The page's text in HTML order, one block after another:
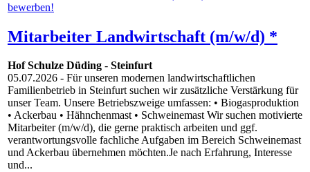
Mitarbeiter Landwirtschaft (m/w/d) *
Hof Schulze Düding - Steinfurt
05.07.2026 - Für unseren modernen landwirtschaftlichen
Familienbetrieb in Steinfurt suchen wir zusätzliche Verstärkung für
unser Team. Unsere Betriebszweige umfassen: • Biogasproduktion
• Ackerbau • Hähnchenmast • Schweinemast Wir suchen motivierte
Mitarbeiter (m/w/d), die gerne praktisch arbeiten und ggf.
verantwortungsvolle fachliche Aufgaben im Bereich Schweinemast
und Ackerbau übernehmen möchten.Je nach Erfahrung, Interesse
und...